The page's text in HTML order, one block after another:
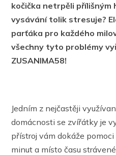
kočička netrpěli přílišným
vysávání tolik stresuje?
parťáka pro každého
všechny tyto problémy
ZUSANIMA58!
Jedním z nejčastěji
domácnosti se zvířátky je
přístroj vám dokáže
minut a místo času